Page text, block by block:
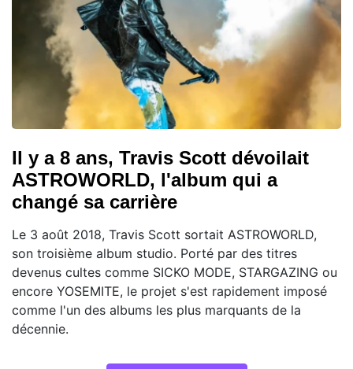
Il y a 8 ans, Travis Scott dévoilait
ASTROWORLD, l'album qui a
changé sa carrière
Le 3 août 2018, Travis Scott sortait ASTROWORLD,
son troisième album studio. Porté par des titres
devenus cultes comme SICKO MODE, STARGAZING ou
encore YOSEMITE, le projet s'est rapidement imposé
comme l'un des albums les plus marquants de la
décennie.